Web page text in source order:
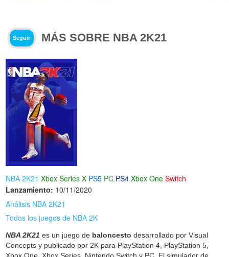
Seguir MÁS SOBRE NBA 2K21
NBA 2K21 Xbox Series X PS5 PC PS4 Xbox One Switch
Lanzamiento: 10/11/2020
Análisis NBA 2K21
Todos los juegos de NBA 2K
NBA 2K21 es un juego de baloncesto desarrollado por Visual
Concepts y publicado por 2K para PlayStation 4, PlayStation 5,
Xbox One, Xbox Series, Nintendo Switch y PC. El simulador de